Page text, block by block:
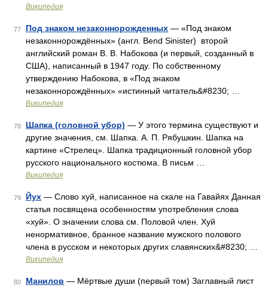
Википедия
77 Под знаком незаконнорожденных — «Под знаком
незаконнорождённых» (англ. Bend Sinister) второй
английский роман В. В. Набокова (и первый, созданный в
США), написанный в 1947 году. По собственному
утверждению Набокова, в «Под знаком
незаконнорождённых» «истинный читатель&#8230; …
Википедия
78 Шапка (головной убор) — У этого термина существуют и
другие значения, см. Шапка. А. П. Рябушкин. Шапка на
картине «Стрелец». Шапка традиционный головной убор
русского национального костюма. В письм …
Википедия
79 Йух — Слово хуй, написанное на скале на Гавайях Данная
статья посвящена особенностям употребления слова
«хуй». О значении слова см. Половой член. Хуй
ненормативное, бранное название мужского полового
члена в русском и некоторых других славянских&#8230; …
Википедия
80 Манилов — Мёртвые души (первый том) Заглавный лист